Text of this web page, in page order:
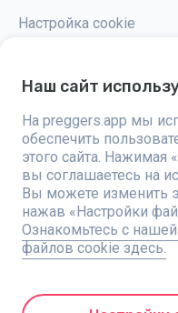
Настройка cookie
Preggers — это приложение,
Stroller AB в 2017 году,
будущих и новоиспеченных
разнообразной команде и
разработаны удобные в
пользуются более двух
уникальный 3D-опыт,
обновления, советы и
Приложение также
практическими советами по
Придерживаясь
Компания Stroller AB
Наш сайт
На preggers.app мы
обеспечить
этого сайта. Нажимая
вы соглашаетесь на
Вы можете изменить
нажав «Настройки
Ознакомьтесь с
файлов cookie здесь.